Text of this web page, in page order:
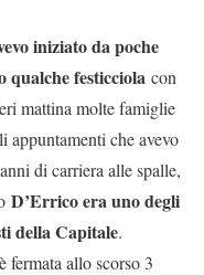
iniziato da poche
qualche festicciola con
mattina molte famiglie
appuntamenti che avevo
di carriera alle spalle,
D’Errico era uno degli
della Capitale.
fermata allo scorso 3